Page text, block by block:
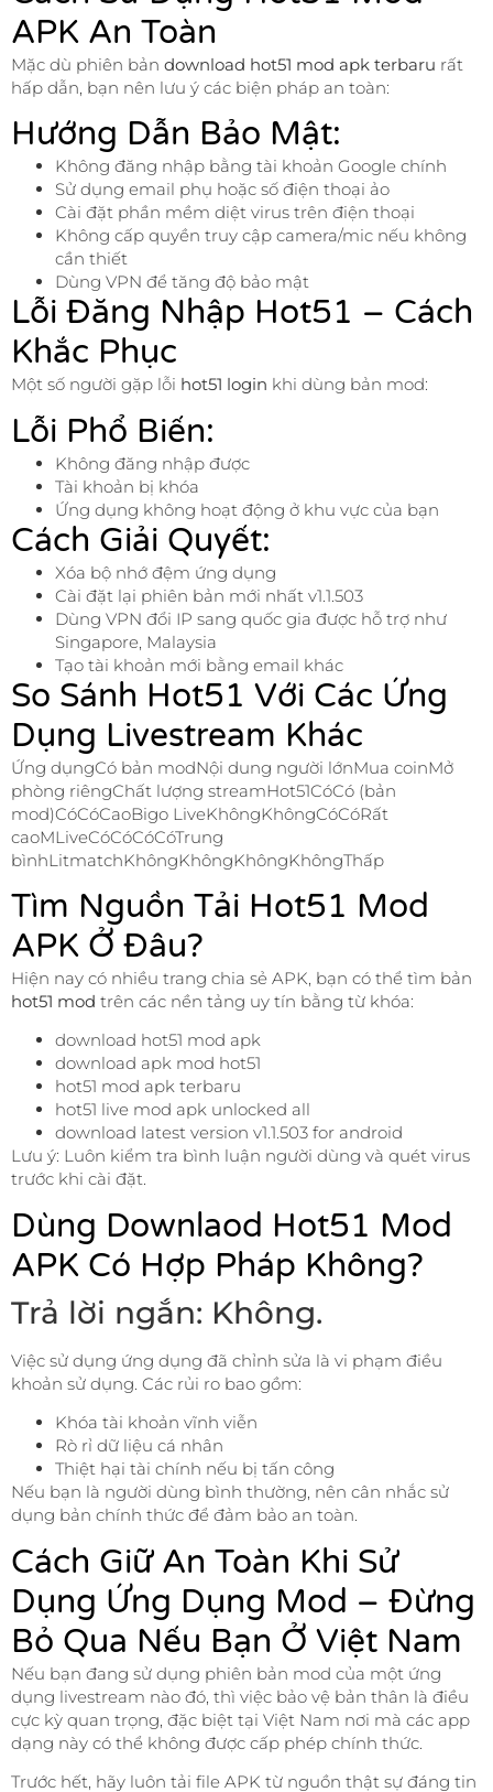
APK An Toàn
Mặc dù phiên bản download hot51 mod apk terbaru rất
hấp dẫn, bạn nên lưu ý các biện pháp an toàn:
Hướng Dẫn Bảo Mật:
Không đăng nhập bằng tài khoản Google chính
Sử dụng email phụ hoặc số điện thoại ảo
Cài đặt phần mềm diệt virus trên điện thoại
Không cấp quyền truy cập camera/mic nếu không
cần thiết
Dùng VPN để tăng độ bảo mật
Lỗi Đăng Nhập Hot51 – Cách
Khắc Phục
Một số người gặp lỗi hot51 login khi dùng bản mod:
Lỗi Phổ Biến:
Không đăng nhập được
Tài khoản bị khóa
Ứng dụng không hoạt động ở khu vực của bạn
Cách Giải Quyết:
Xóa bộ nhớ đệm ứng dụng
Cài đặt lại phiên bản mới nhất v1.1.503
Dùng VPN đổi IP sang quốc gia được hỗ trợ như
Singapore, Malaysia
Tạo tài khoản mới bằng email khác
So Sánh Hot51 Với Các Ứng
Dụng Livestream Khác
Ứng dụngCó bản modNội dung người lớnMua coinMở
phòng riêngChất lượng streamHot51CóCó (bản
mod)CóCóCaoBigo LiveKhôngKhôngCóCóRất
caoMLiveCóCóCóCóTrung
bìnhLitmatchKhôngKhôngKhôngKhôngThấp
Tìm Nguồn Tải Hot51 Mod
APK Ở Đâu?
Hiện nay có nhiều trang chia sẻ APK, bạn có thể tìm bản
hot51 mod trên các nền tảng uy tín bằng từ khóa:
download hot51 mod apk
download apk mod hot51
hot51 mod apk terbaru
hot51 live mod apk unlocked all
download latest version v1.1.503 for android
Lưu ý: Luôn kiểm tra bình luận người dùng và quét virus
trước khi cài đặt.
Dùng Downlaod Hot51 Mod
APK Có Hợp Pháp Không?
Trả lời ngắn: Không.
Việc sử dụng ứng dụng đã chỉnh sửa là vi phạm điều
khoản sử dụng. Các rủi ro bao gồm:
Khóa tài khoản vĩnh viễn
Rò rỉ dữ liệu cá nhân
Thiệt hại tài chính nếu bị tấn công
Nếu bạn là người dùng bình thường, nên cân nhắc sử
dụng bản chính thức để đảm bảo an toàn.
Cách Giữ An Toàn Khi Sử
Dụng Ứng Dụng Mod – Đừng
Bỏ Qua Nếu Bạn Ở Việt Nam
Nếu bạn đang sử dụng phiên bản mod của một ứng
dụng livestream nào đó, thì việc bảo vệ bản thân là điều
cực kỳ quan trọng, đặc biệt tại Việt Nam nơi mà các app
dạng này có thể không được cấp phép chính thức.
Trước hết, hãy luôn tải file APK từ nguồn thật sự đáng tin